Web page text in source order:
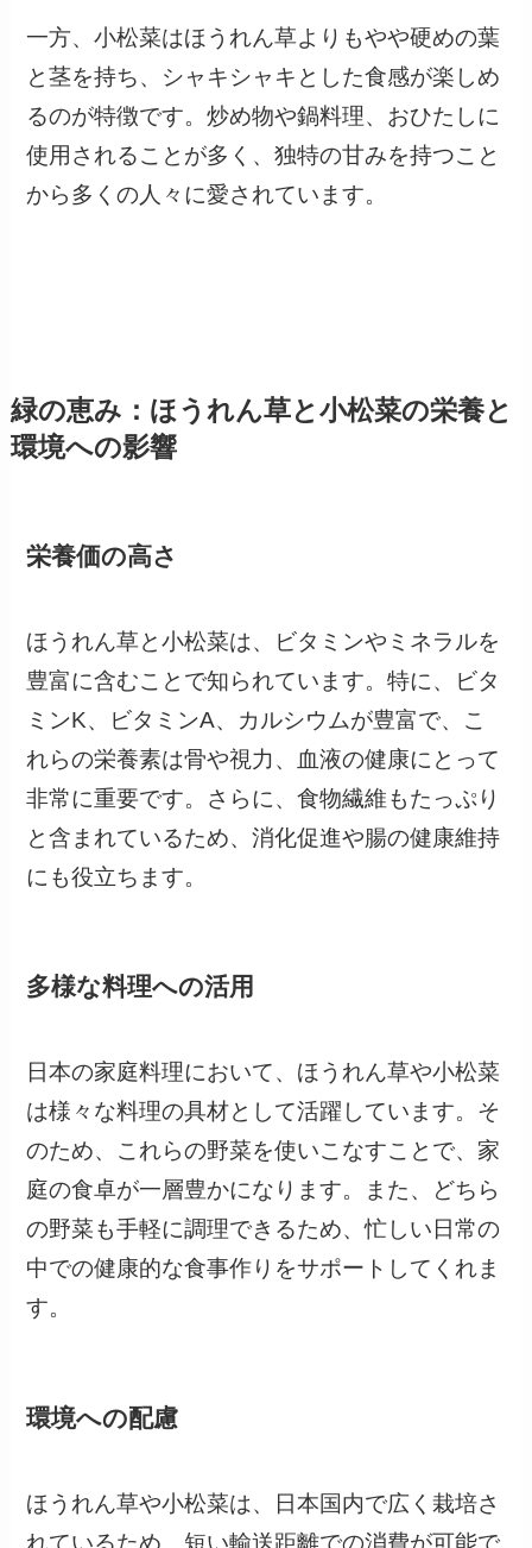
一方、小松菜はほうれん草よりもやや硬めの葉
と茎を持ち、シャキシャキとした食感が楽しめ
るのが特徴です。炒め物や鍋料理、おひたしに
使用されることが多く、独特の甘みを持つこと
から多くの人々に愛されています。
緑の恵み：ほうれん草と小松菜の栄養と
環境への影響
栄養価の高さ
ほうれん草と小松菜は、ビタミンやミネラルを
豊富に含むことで知られています。特に、ビタ
ミンK、ビタミンA、カルシウムが豊富で、こ
れらの栄養素は骨や視力、血液の健康にとって
非常に重要です。さらに、食物繊維もたっぷり
と含まれているため、消化促進や腸の健康維持
にも役立ちます。
多様な料理への活用
日本の家庭料理において、ほうれん草や小松菜
は様々な料理の具材として活躍しています。そ
のため、これらの野菜を使いこなすことで、家
庭の食卓が一層豊かになります。また、どちら
の野菜も手軽に調理できるため、忙しい日常の
中での健康的な食事作りをサポートしてくれま
す。
環境への配慮
ほうれん草や小松菜は、日本国内で広く栽培さ
れているため、短い輸送距離での消費が可能で